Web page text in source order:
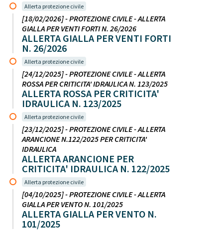
Allerta protezione civile
[18/02/2026] - PROTEZIONE CIVILE - ALLERTA
GIALLA PER VENTI FORTI N. 26/2026
ALLERTA GIALLA PER VENTI FORTI
N. 26/2026
Allerta protezione civile
[24/12/2025] - PROTEZIONE CIVILE - ALLERTA
ROSSA PER CRITICITA' IDRAULICA N. 123/2025
ALLERTA ROSSA PER CRITICITA'
IDRAULICA N. 123/2025
Allerta protezione civile
[23/12/2025] - PROTEZIONE CIVILE - ALLERTA
ARANCIONE N.122/2025 PER CRITICITA'
IDRAULICA
ALLERTA ARANCIONE PER
CRITICITA' IDRAULICA N. 122/2025
Allerta protezione civile
[04/10/2025] - PROTEZIONE CIVILE - ALLERTA
GIALLA PER VENTO N. 101/2025
ALLERTA GIALLA PER VENTO N.
101/2025